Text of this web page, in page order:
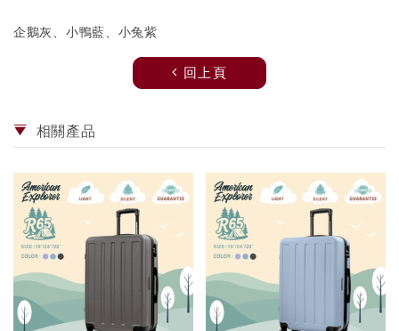
企鵝灰、小鴨藍、小兔紫
回上頁
相關產品